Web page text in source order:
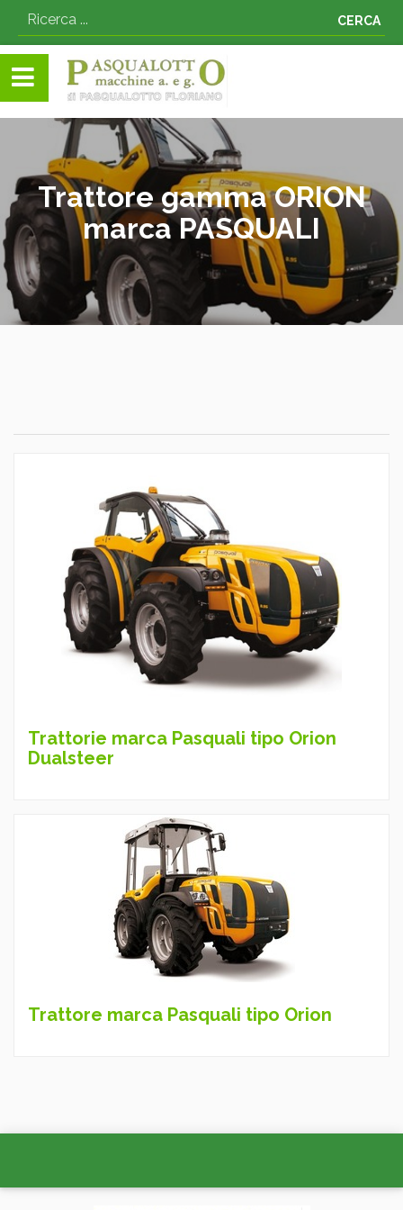
CERCA
Trattore gamma ORION
marca PASQUALI
Trattorie marca Pasquali tipo Orion
Dualsteer
Trattore marca Pasquali tipo Orion